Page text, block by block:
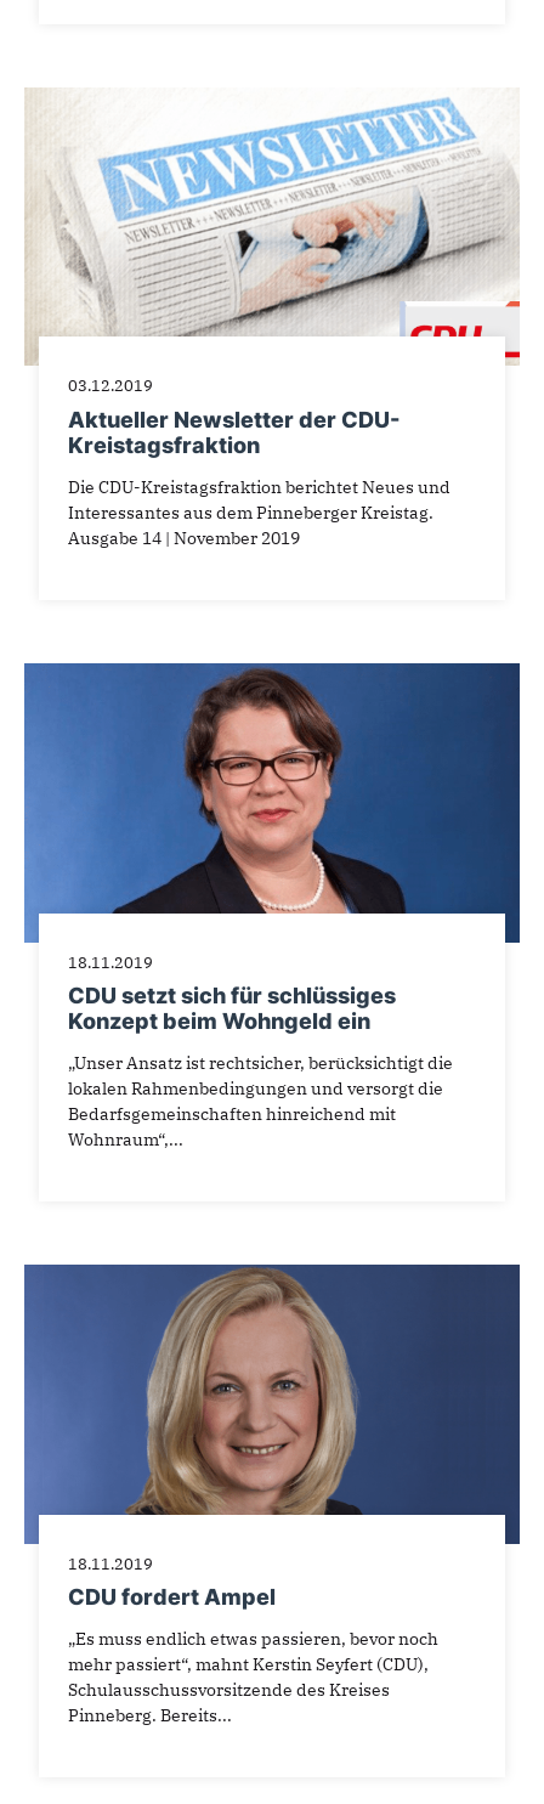
03.12.2019
Aktueller Newsletter der CDU-
Kreistagsfraktion
Die CDU-Kreistagsfraktion berichtet Neues und
Interessantes aus dem Pinneberger Kreistag.
Ausgabe 14 | November 2019
18.11.2019
CDU setzt sich für schlüssiges
Konzept beim Wohngeld ein
„Unser Ansatz ist rechtsicher, berücksichtigt die
lokalen Rahmenbedingungen und versorgt die
Bedarfsgemeinschaften hinreichend mit
Wohnraum“,...
18.11.2019
CDU fordert Ampel
„Es muss endlich etwas passieren, bevor noch
mehr passiert“, mahnt Kerstin Seyfert (CDU),
Schulausschussvorsitzende des Kreises
Pinneberg. Bereits...